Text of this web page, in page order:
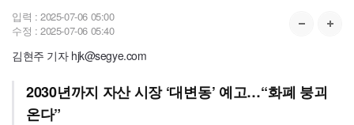
입력 : 2025-07-06 05:00
수정 : 2025-07-06 05:40
김현주 기자 hjk@segye.com
2030년까지 자산 시장 ‘대변동’ 예고…“화폐 붕괴
온다”